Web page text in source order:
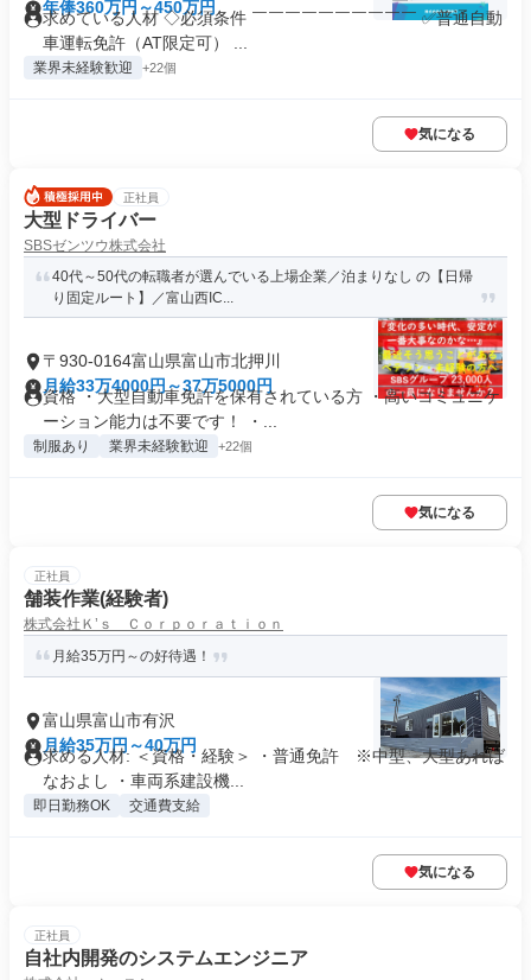
年俸360万円～450万円
求めている人材 ◇必須条件 ￣￣￣￣￣￣￣￣￣￣ ✅普通自動
車運転免許（AT限定可） ...
業界未経験歓迎 +22個
気になる
正社員
大型ドライバー
SBSゼンツウ株式会社
40代～50代の転職者が選んでいる上場企業／泊まりなし の【日帰
り固定ルート】／富山西IC...
〒930-0164富山県富山市北押川
月給33万4000円～37万5000円
資格 ・大型自動車免許を保有されている方 ・高いコミュニケ
ーション能力は不要です！ ・...
制服あり 業界未経験歓迎 +22個
気になる
正社員
舗装作業(経験者)
株式会社Ｋ’ｓ Ｃｏｒｐｏｒａｔｉｏｎ
月給35万円～の好待遇！
富山県富山市有沢
月給35万円～40万円
求める人材: ＜資格・経験＞ ・普通免許 ※中型、大型あれば
なおよし ・車両系建設機...
即日勤務OK 交通費支給
気になる
正社員
自社内開発のシステムエンジニア